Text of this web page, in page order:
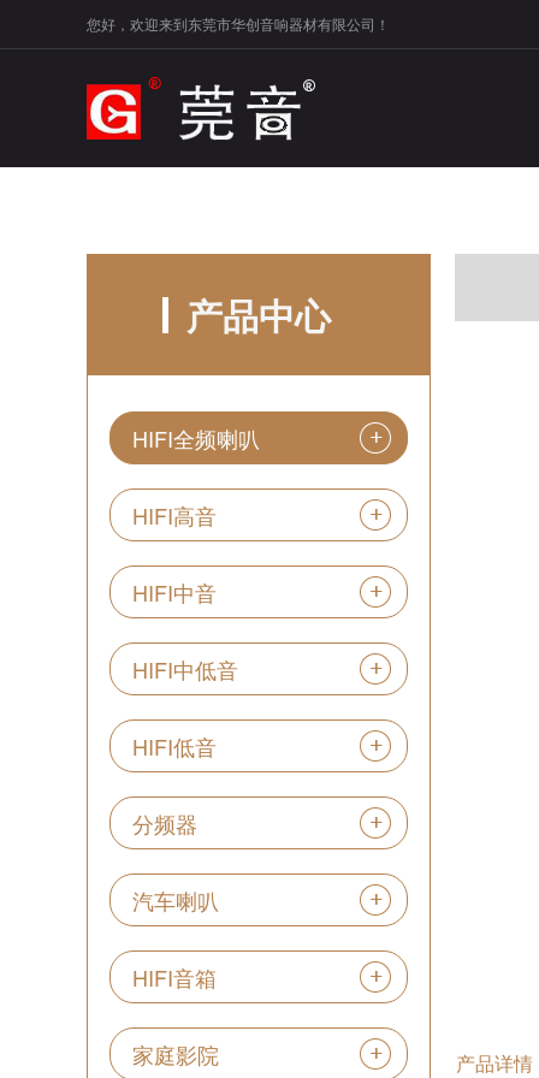
您好，欢迎来到东莞市华创音响器材有限公司！
产品中心
HIFI全频喇叭
HIFI高音
HIFI中音
HIFI中低音
HIFI低音
分频器
汽车喇叭
HIFI音箱
家庭影院 产品详情